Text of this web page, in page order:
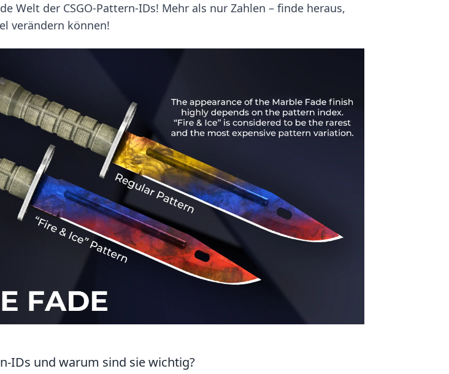
Welt der CSGO-Pattern-IDs! Mehr als nur Zahlen – finde heraus,
verändern können!
IDs und warum sind sie wichtig?